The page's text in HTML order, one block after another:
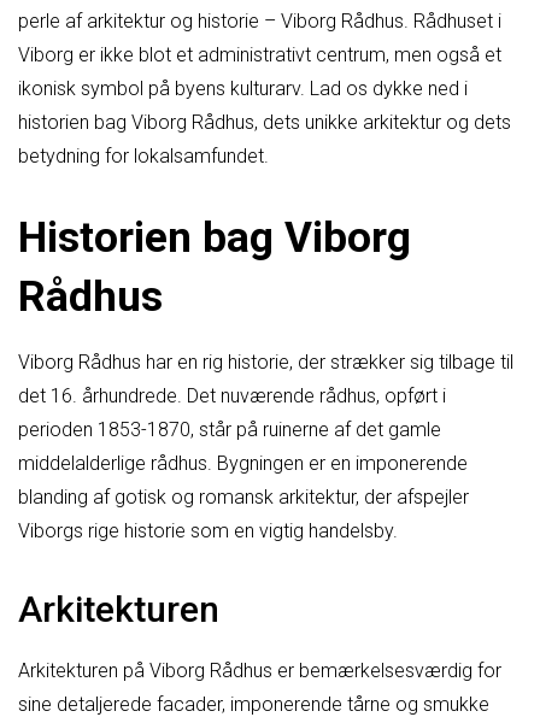
perle af arkitektur og historie – Viborg Rådhus. Rådhuset i
Viborg er ikke blot et administrativt centrum, men også et
ikonisk symbol på byens kulturarv. Lad os dykke ned i
historien bag Viborg Rådhus, dets unikke arkitektur og dets
betydning for lokalsamfundet.
Historien bag Viborg
Rådhus
Viborg Rådhus har en rig historie, der strækker sig tilbage til
det 16. århundrede. Det nuværende rådhus, opført i
perioden 1853-1870, står på ruinerne af det gamle
middelalderlige rådhus. Bygningen er en imponerende
blanding af gotisk og romansk arkitektur, der afspejler
Viborgs rige historie som en vigtig handelsby.
Arkitekturen
Arkitekturen på Viborg Rådhus er bemærkelsesværdig for
sine detaljerede facader, imponerende tårne og smukke